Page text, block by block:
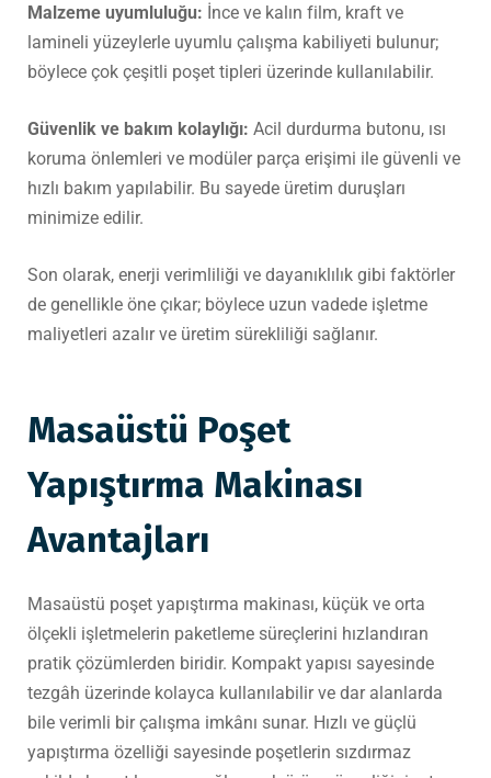
Malzeme uyumluluğu: İnce ve kalın film, kraft ve
lamineli yüzeylerle uyumlu çalışma kabiliyeti bulunur;
böylece çok çeşitli poşet tipleri üzerinde kullanılabilir.
Güvenlik ve bakım kolaylığı: Acil durdurma butonu, ısı
koruma önlemleri ve modüler parça erişimi ile güvenli ve
hızlı bakım yapılabilir. Bu sayede üretim duruşları
minimize edilir.
Son olarak, enerji verimliliği ve dayanıklılık gibi faktörler
de genellikle öne çıkar; böylece uzun vadede işletme
maliyetleri azalır ve üretim sürekliliği sağlanır.
Masaüstü Poşet
Yapıştırma Makinası
Avantajları
Masaüstü poşet yapıştırma makinası, küçük ve orta
ölçekli işletmelerin paketleme süreçlerini hızlandıran
pratik çözümlerden biridir. Kompakt yapısı sayesinde
tezgâh üzerinde kolayca kullanılabilir ve dar alanlarda
bile verimli bir çalışma imkânı sunar. Hızlı ve güçlü
yapıştırma özelliği sayesinde poşetlerin sızdırmaz